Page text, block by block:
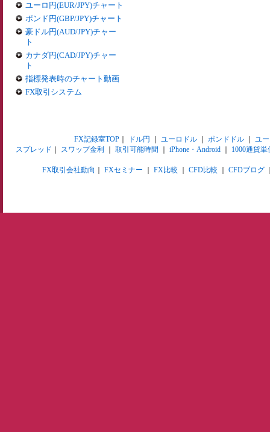
ユーロ円(EUR/JPY)チャート
ポンド円(GBP/JPY)チャート
豪ドル円(AUD/JPY)チャー
ト
カナダ円(CAD/JPY)チャー
ト
指標発表時のチャート動画
FX取引システム
FX記録室TOP｜ ドル円 ユーロドル｜ ポンドドル｜ ユ
スプレッド
スワップ金利 取引可能時間 iPhone・Android 1000通貨単
FX取引会社動向 FXセミナー FX比較 CFD比較 CFDブログ